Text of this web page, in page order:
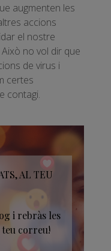
augmenten les
accions
el nostre
no vol dir que
de virus i
certes
contagi.
AL TEU
i rebràs les
correu!